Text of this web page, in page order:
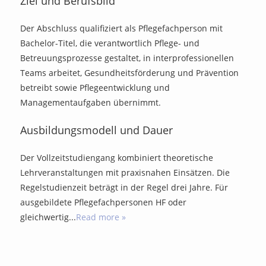
Der Abschluss qualifiziert als Pflegefachperson mit
Bachelor-Titel, die verantwortlich Pflege- und
Betreuungsprozesse gestaltet, in interprofessionellen
Teams arbeitet, Gesundheitsförderung und Prävention
betreibt sowie Pflegeentwicklung und
Managementaufgaben übernimmt.
Ausbildungsmodell und Dauer
Der Vollzeitstudiengang kombiniert theoretische
Lehrveranstaltungen mit praxisnahen Einsätzen. Die
Regelstudienzeit beträgt in der Regel drei Jahre. Für
ausgebildete Pflegefachpersonen HF oder
gleichwertig...Read more »